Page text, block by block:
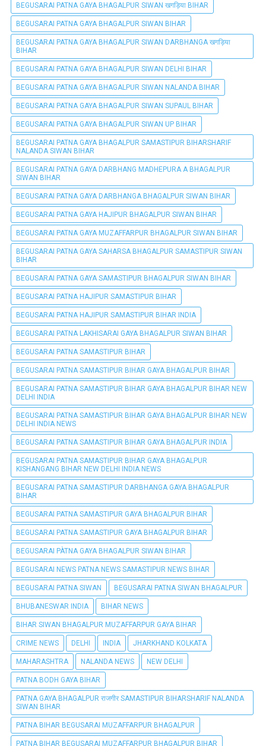
BEGUSARAI PATNA GAYA BHAGALPUR SIWAN खगड़िया BIHAR
BEGUSARAI PATNA GAYA BHAGALPUR SIWAN BIHAR
BEGUSARAI PATNA GAYA BHAGALPUR SIWAN DARBHANGA खगड़िया
BIHAR
BEGUSARAI PATNA GAYA BHAGALPUR SIWAN DELHI BIHAR
BEGUSARAI PATNA GAYA BHAGALPUR SIWAN NALANDA BIHAR
BEGUSARAI PATNA GAYA BHAGALPUR SIWAN SUPAUL BIHAR
BEGUSARAI PATNA GAYA BHAGALPUR SIWAN UP BIHAR
BEGUSARAI PATNA GAYA BHAGALPUR SAMASTIPUR BIHARSHARIF
NALANDA SIWAN BIHAR
BEGUSARAI PATNA GAYA DARBHANG MADHEPURA A BHAGALPUR
SIWAN BIHAR
BEGUSARAI PATNA GAYA DARBHANGA BHAGALPUR SIWAN BIHAR
BEGUSARAI PATNA GAYA HAJIPUR BHAGALPUR SIWAN BIHAR
BEGUSARAI PATNA GAYA MUZAFFARPUR BHAGALPUR SIWAN BIHAR
BEGUSARAI PATNA GAYA SAHARSA BHAGALPUR SAMASTIPUR SIWAN
BIHAR
BEGUSARAI PATNA GAYA SAMASTIPUR BHAGALPUR SIWAN BIHAR
BEGUSARAI PATNA HAJIPUR SAMASTIPUR BIHAR
BEGUSARAI PATNA HAJIPUR SAMASTIPUR BIHAR INDIA
BEGUSARAI PATNA LAKHISARAI GAYA BHAGALPUR SIWAN BIHAR
BEGUSARAI PATNA SAMASTIPUR BIHAR
BEGUSARAI PATNA SAMASTIPUR BIHAR GAYA BHAGALPUR BIHAR
BEGUSARAI PATNA SAMASTIPUR BIHAR GAYA BHAGALPUR BIHAR NEW
DELHI INDIA
BEGUSARAI PATNA SAMASTIPUR BIHAR GAYA BHAGALPUR BIHAR NEW
DELHI INDIA NEWS
BEGUSARAI PATNA SAMASTIPUR BIHAR GAYA BHAGALPUR INDIA
BEGUSARAI PATNA SAMASTIPUR BIHAR GAYA BHAGALPUR
KISHANGANG BIHAR NEW DELHI INDIA NEWS
BEGUSARAI PATNA SAMASTIPUR DARBHANGA GAYA BHAGALPUR
BIHAR
BEGUSARAI PATNA SAMASTIPUR GAYA BHAGALPUR BIHAR
BEGUSARAI PATNA SAMASTIPUR GAYA BHAGALPUR BIHAR
BEGUSARAI PÀTNA GAYA BHAGALPUR SIWAN BIHAR
BEGUSARAI NEWS PATNA NEWS SAMASTIPUR NEWS BIHAR
BEGUSARAI PATNA SIWAN BEGUSARAI PATNA SIWAN BHAGALPUR
BHUBANESWAR INDIA BIHAR NEWS
BIHAR SIWAN BHAGALPUR MUZAFFARPUR GAYA BIHAR
CRIME NEWS DELHI INDIA JHARKHAND KOLKATA
MAHARASHTRA NALANDA NEWS NEW DELHI
PATNA BODH GAYA BIHAR
PATNA GAYA BHAGALPUR राजगीर SAMASTIPUR BIHARSHARIF NALANDA
SIWAN BIHAR
PATNA BIHAR BEGUSARAI MUZAFFARPUR BHAGALPUR
PATNA BIHAR BEGUSARAI MUZAFFARPUR BHAGALPUR BIHAR